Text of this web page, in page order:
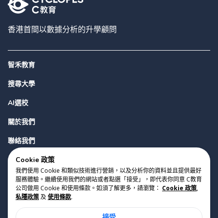
香港首間以數據分析的升學顧問
智禾教育
搜尋大學
AI選校
關於我們
聯絡我們
版權 2023 Cyclopes® •
Cookie 政策
我們使用 Cookie 和類似技術進行營銷，以及分析你的資料並且提供最好
服務體驗。繼續使用我們的網站或者點選「接受」，即代表你同意 C教育
公司做用 Cookie 和使用條款。如須了解更多，請瀏覽： Cookie 政策,
私隱政策及 使用條款.